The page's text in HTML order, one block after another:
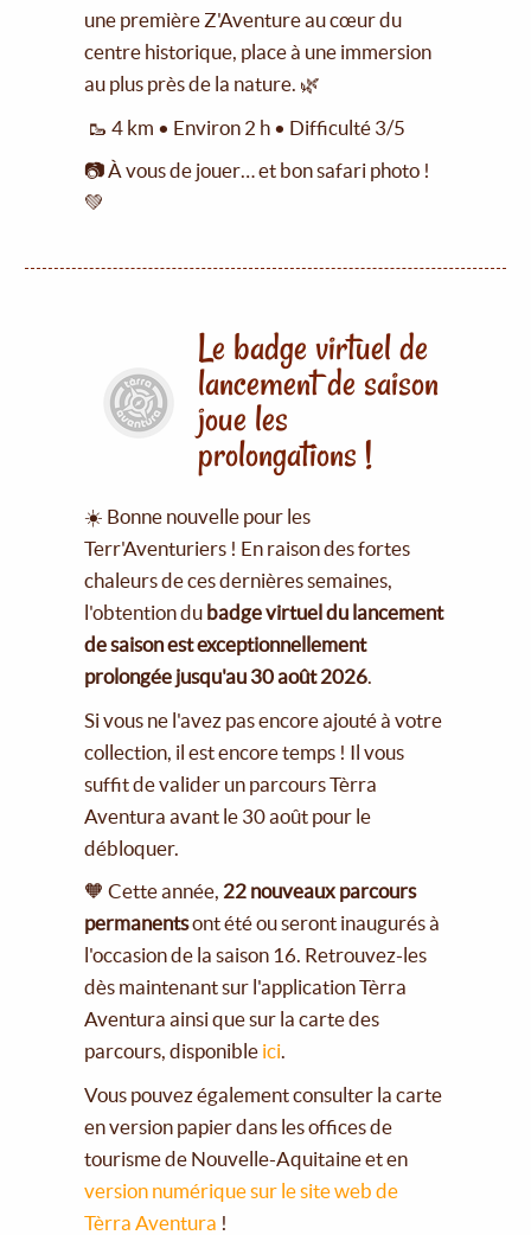
une première Z'Aventure au cœur du
centre historique, place à une immersion
au plus près de la nature. 🌿
🥾 4 km • Environ 2 h • Difficulté 3/5
📷 À vous de jouer… et bon safari photo !
💚
Le badge virtuel de
lancement de saison
joue les
prolongations !
☀️ Bonne nouvelle pour les
Terr'Aventuriers ! En raison des fortes
chaleurs de ces dernières semaines,
l'obtention du badge virtuel du lancement
de saison est exceptionnellement
prolongée jusqu'au 30 août 2026.
Si vous ne l'avez pas encore ajouté à votre
collection, il est encore temps ! Il vous
suffit de valider un parcours Tèrra
Aventura avant le 30 août pour le
débloquer.
🧡 Cette année, 22 nouveaux parcours
permanentsont été ou seront inaugurés à
l'occasion de la saison 16. Retrouvez-les
dès maintenant sur l'application Tèrra
Aventura ainsi que sur la carte des
parcours, disponible ici.
Vous pouvez également consulter la carte
en version papier dans les offices de
tourisme de Nouvelle-Aquitaine et en
version numérique sur le site web de
Tèrra Aventura !